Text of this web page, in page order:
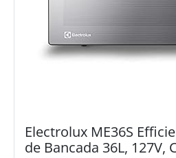
Electrolux ME36S
de Bancada 36L, 127V,